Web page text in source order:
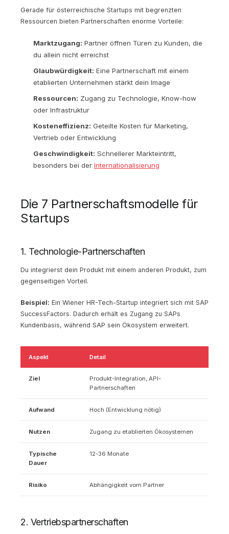
Gerade für österreichische Startups mit begrenzten
Ressourcen bieten Partnerschaften enorme Vorteile:
Marktzugang: Partner öffnen Türen zu Kunden, die
du allein nicht erreichst
Glaubwürdigkeit: Eine Partnerschaft mit einem
etablierten Unternehmen stärkt dein Image
Ressourcen: Zugang zu Technologie, Know-how
oder Infrastruktur
Kosteneffizienz: Geteilte Kosten für Marketing,
Vertrieb oder Entwicklung
Geschwindigkeit: Schnellerer Markteintritt,
besonders bei der Internationalisierung
Die 7 Partnerschaftsmodelle für
Startups
1. Technologie-Partnerschaften
Du integrierst dein Produkt mit einem anderen Produkt, zum
gegenseitigen Vorteil.
Beispiel: Ein Wiener HR-Tech-Startup integriert sich mit SAP
SuccessFactors. Dadurch erhält es Zugang zu SAPs
Kundenbasis, während SAP sein Ökosystem erweitert.
Aspekt Detail
Ziel
Produkt-Integration, API-
Partnerschaften
Aufwand Hoch (Entwicklung nötig)
Nutzen Zugang zu etablierten Ökosystemen
Typische
Dauer
12-36 Monate
Risiko Abhängigkeit vom Partner
2. Vertriebspartnerschaften